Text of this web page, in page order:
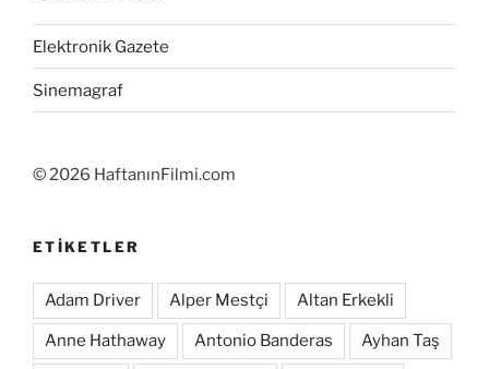
Elektronik Gazete
Sinemagraf
©2026 HaftanınFilmi.com
ETIKETLER
Adam Driver Alper Mestçi Altan Erkekli
Anne Hathaway Antonio Banderas Ayhan Taş